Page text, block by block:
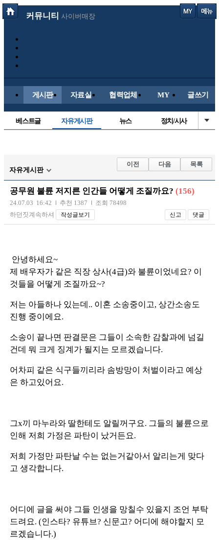
커뮤니티 사이버매장
게시판 자료실 협력업체 MY 글쓰기
베스트글 자유게시판 뉴스 정치/시사
해외축구
국내축구
자유게시판
이전 다음 목록
공무원 불륜 저지른 인간들 어떻게 조질까요? (156)
24.07.03 16:42 추천 1387
조회 78498
하던짓계속하셔
작성글보기 신고 댓글
안녕하세요~
제 배우자가 같은 직장 상사(4급)와 불륜이었네요? 이
것들을 어떻게 조질까요~?
저는 아들하나 있는데.. 이혼 소송중이고, 상간소송도
진행 중이에요.
소송이 끝나면 판결문은 그들이 소속한 감찰과에 넘길
건데 뭐 크게 징계가 될지는 모르겠습니다.
어차피 같은 식구들끼리라 솜방망이 처벌이라고 예상
은 하고있어요.
그x끼 마누라와 딸한테도 알릴꺼구요. 그들의 불륜으로
인해 저희 가정은 파탄이 났거든요.
저희 가정만 파탄날 수는 없는거같아서 알리는게 맞다
고 생각합니다.
어디에 글을 써야 그들 인생을 망칠수 있을지 조언 부탁
드려요. (인스타? 유튜브? 신문고? 어디에 해야할지 모
르겠습니다.)